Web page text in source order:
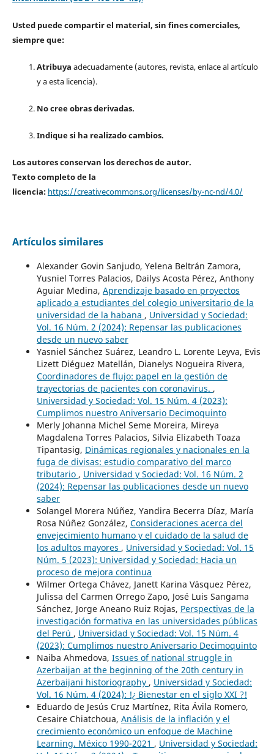
Usted puede compartir el material, sin fines comerciales,
siempre que:
Atribuya adecuadamente (autores, revista, enlace al artículo
y a esta licencia).
No cree obras derivadas.
Indique si ha realizado cambios.
Los autores conservan los derechos de autor.
Texto completo de la
licencia: https://creativecommons.org/licenses/by-nc-nd/4.0/
Artículos similares
Alexander Govin Sanjudo, Yelena Beltrán Zamora,
Yusniel Torres Palacios, Dailys Acosta Pérez, Anthony
Aguiar Medina, Aprendizaje basado en proyectos
aplicado a estudiantes del colegio universitario de la
universidad de la habana , Universidad y Sociedad:
Vol. 16 Núm. 2 (2024): Repensar las publicaciones
desde un nuevo saber
Yasniel Sánchez Suárez, Leandro L. Lorente Leyva, Evis
Lizett Diéguez Matellán, Dianelys Nogueira Rivera,
Coordinadores de flujo: papel en la gestión de
trayectorias de pacientes con coronavirus. ,
Universidad y Sociedad: Vol. 15 Núm. 4 (2023):
Cumplimos nuestro Aniversario Decimoquinto
Merly Johanna Michel Seme Moreira, Mireya
Magdalena Torres Palacios, Silvia Elizabeth Toaza
Tipantasig, Dinámicas regionales y nacionales en la
fuga de divisas: estudio comparativo del marco
tributario , Universidad y Sociedad: Vol. 16 Núm. 2
(2024): Repensar las publicaciones desde un nuevo
saber
Solangel Morera Núñez, Yandira Becerra Díaz, María
Rosa Núñez González, Consideraciones acerca del
envejecimiento humano y el cuidado de la salud de
los adultos mayores , Universidad y Sociedad: Vol. 15
Núm. 5 (2023): Universidad y Sociedad: Hacia un
proceso de mejora continua
Wilmer Ortega Chávez, Janett Karina Vásquez Pérez,
Julissa del Carmen Orrego Zapo, José Luis Sangama
Sánchez, Jorge Aneano Ruiz Rojas, Perspectivas de la
investigación formativa en las universidades públicas
del Perú , Universidad y Sociedad: Vol. 15 Núm. 4
(2023): Cumplimos nuestro Aniversario Decimoquinto
Naiba Ahmedova, Issues of national struggle in
Azerbaijan at the beginning of the 20th century in
Azerbaijani historiography , Universidad y Sociedad:
Vol. 16 Núm. 4 (2024): !¿ Bienestar en el siglo XXI ?!
Eduardo de Jesús Cruz Martínez, Rita Ávila Romero,
Cesaire Chiatchoua, Análisis de la inflación y el
crecimiento económico un enfoque de Machine
Learning. México 1990-2021 , Universidad y Sociedad: